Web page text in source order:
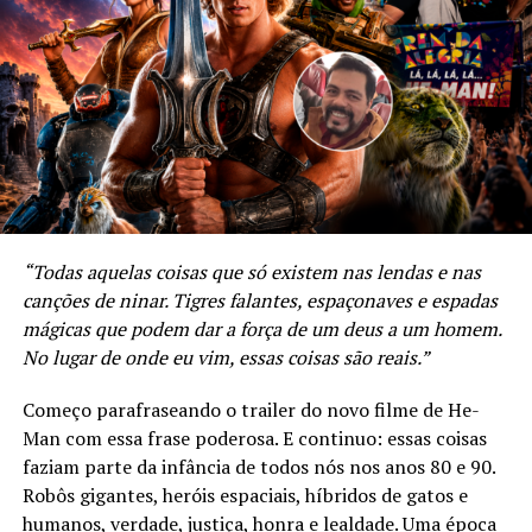
Amber Midthunder, sua personagem domina a tela com
sua performance silenciosa, mas cheia de nuances.
Amber está praticamente em todas as cenas do longa –
e quase sempre sozinha – e é muito bom ver que o
roteiro consegue aproveitar bem o seu talento de
formas diferentes. Distinto do filme original que usou
muito de força bruta dos personagens para um derrotar
o outro, aqui, a esperteza e astucia dos dois
principal arma de ambos.
“Todas aquelas coisas que só existem nas lendas e nas
canções de ninar. Tigres falantes, espaçonaves e espadas
mágicas que podem dar a força de um deus a um homem.
No lugar de onde eu vim, essas coisas são reais.”
Começo parafraseando o trailer do novo filme de He-
Man com essa frase poderosa. E continuo: essas coisas
faziam parte da infância de todos nós nos anos 80 e 90.
Robôs gigantes, heróis espaciais, híbridos de gatos e
humanos, verdade, justiça, honra e lealdade. Uma época